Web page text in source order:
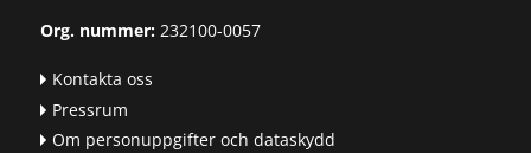
Org. nummer:232100-0057
Kontakta oss
Pressrum
Om personuppgifter och dataskydd